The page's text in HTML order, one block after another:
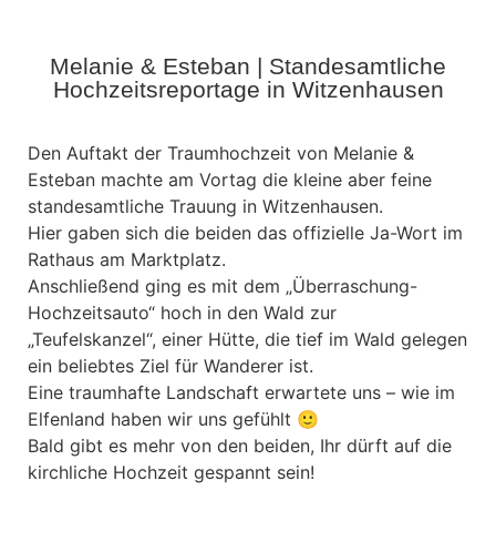
Melanie & Esteban | Standesamtliche
Hochzeitsreportage in Witzenhausen
Den Auftakt der Traumhochzeit von Melanie &
Esteban machte am Vortag die kleine aber feine
standesamtliche Trauung in Witzenhausen.
Hier gaben sich die beiden das offizielle Ja-Wort im
Rathaus am Marktplatz.
Anschließend ging es mit dem „Überraschung-
Hochzeitsauto“ hoch in den Wald zur
„Teufelskanzel“, einer Hütte, die tief im Wald gelegen
ein beliebtes Ziel für Wanderer ist.
Eine traumhafte Landschaft erwartete uns – wie im
Elfenland haben wir uns gefühlt 🙂
Bald gibt es mehr von den beiden, Ihr dürft auf die
kirchliche Hochzeit gespannt sein!